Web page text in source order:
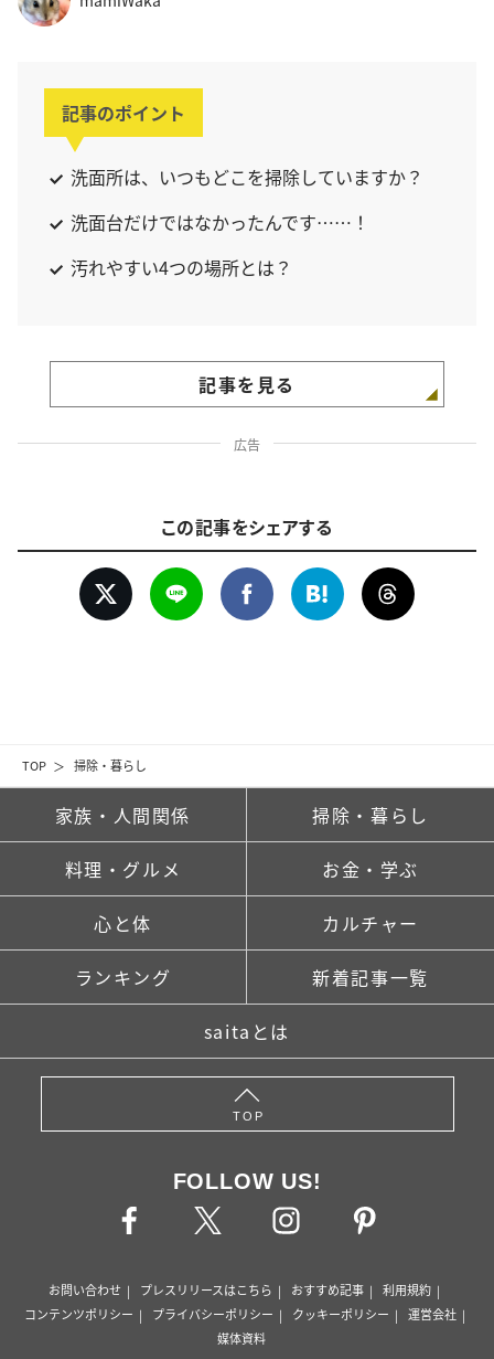
TOP 掃除・暮らし
記事のポイント
洗面所は、いつもどこを掃除していますか？
洗面台だけではなかったんです……！
汚れやすい4つの場所とは？
記事を見る
広告
この記事をシェアする
家族・人間関係 掃除・暮らし
料理・グルメ お金・学ぶ
心と体 カルチャー
ランキング 新着記事一覧
saitaとは
TOP
FOLLOW US!
お問い合わせ プレスリリースはこちら おすすめ記事
利用規約
コンテンツポリシー
プライバシーポリシー クッキーポリシー
運営会社
媒体資料